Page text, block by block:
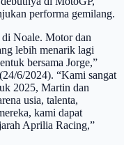
performa gemilang.
Noale. Motor dan
lebih menarik lagi
bersama Jorge,”
6/2024). “Kami sangat
2025, Martin dan
usia, talenta,
kami dapat
Aprilia Racing,”